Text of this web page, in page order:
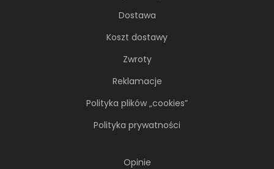
Dostawa
Koszt dostawy
Zwroty
Reklamacje
Polityka plików „cookies”
Polityka prywatności
Opinie